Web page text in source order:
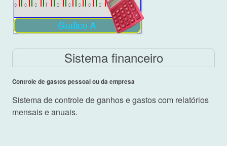
Sistema financeiro
Controle de gastos pessoal ou da empresa
Sistema de controle de ganhos e gastos com relatórios
mensais e anuais.